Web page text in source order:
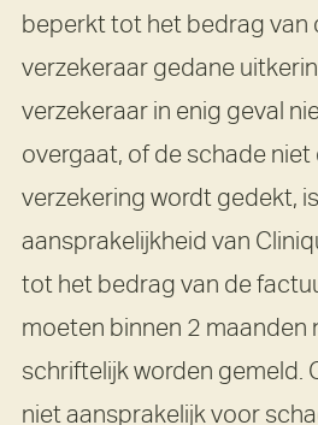
beperkt tot het bedrag van
verzekeraar gedane
verzekeraar in enig geval
overgaat, of de schade
verzekering wordt gedekt,
aansprakelijkheid van
tot het bedrag van de
moeten binnen 2 maanden
schriftelijk worden gemeld.
niet aansprakelijk voor